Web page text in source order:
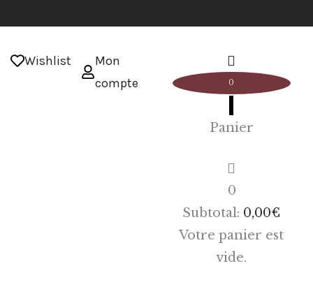
Wishlist
Mon
compte
0
Panier
0
Subtotal: 0,00€
Votre panier est
vide.